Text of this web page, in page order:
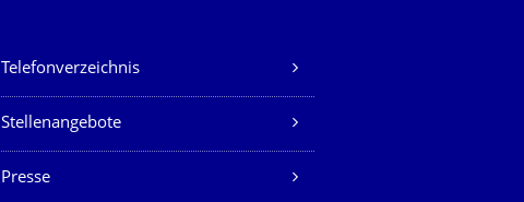
Telefonverzeichnis
Stellenangebote
Presse